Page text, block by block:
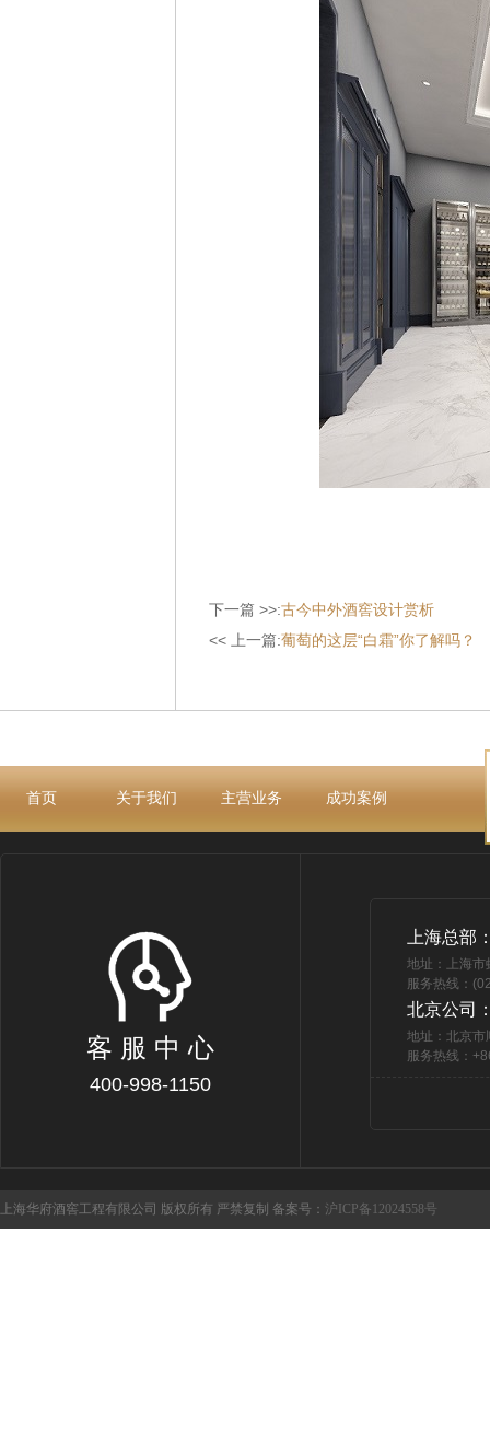
下一篇 >>:古今中外酒窖设计赏析
<< 上一篇:葡萄的这层“白霜”你了解吗？
首页 关于我们 主营业务 成功案例
客 服 中 心
400-998-1150
上海总部
地址：上海
服务热线：
北京公司
地址：北京市
服务热线：
上海华府酒窖工程有限公司 版权所有 严禁复制 备案号： 沪ICP备12024558号